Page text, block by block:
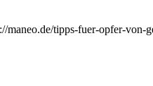
tipps-fuer-opfer-von-